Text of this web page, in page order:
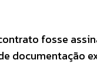
fosse
documentação